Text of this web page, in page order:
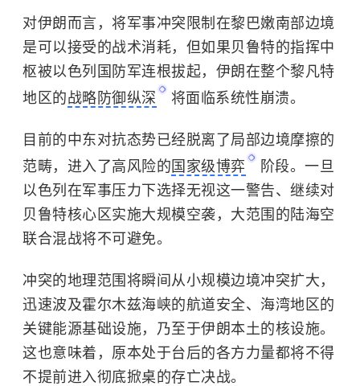
对伊朗而言，将军事冲突限制在黎巴嫩南部边境
是可以接受的战术消耗，但如果贝鲁特的指挥中
枢被以色列国防军连根拔起，伊朗在整个黎凡特
地区的战略防御纵深 将面临系统性崩溃。
目前的中东对抗态势已经脱离了局部边境摩擦的
范畴，进入了高风险的 国家级博弈
阶段。一旦
以色列在军事压力下选择无视这一警告、继续对
贝鲁特核心区实施大规模空袭，大范围的陆海空
联合混战将不可避免。
冲突的地理范围将瞬间从小规模边境冲突扩大，
迅速波及霍尔木兹海峡的航道安全、海湾地区的
关键能源基础设施，乃至于伊朗本土的核设施。
这也意味着，原本处于台后的各方力量都将不得
不提前进入彻底掀桌的存亡决战。